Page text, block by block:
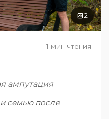
2
1 мин чтения
ампутация
и семью после